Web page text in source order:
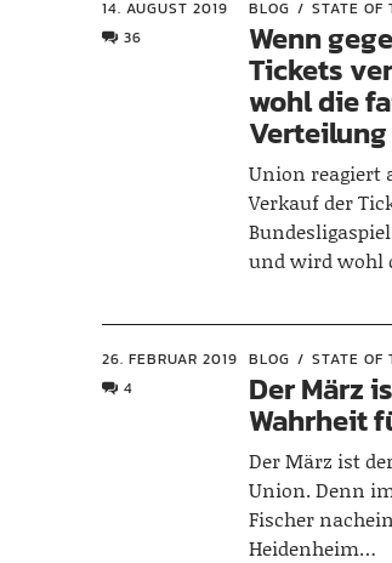
14. AUGUST 2019
36
BLOG STATE OF
Wenn
Tickets
wohl die
Verteilung
Union reagiert
Verkauf der
und wird wohl
26. FEBRUAR 2019
4
BLOG STATE OF
Der März
Wahrheit
Der März ist
Union. Denn
Fischer
Heidenheim…